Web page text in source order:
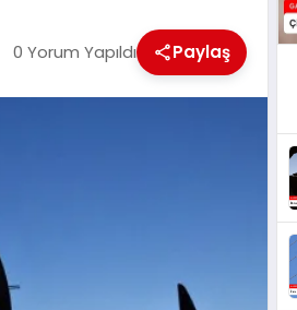
0 Yorum Yapıldı Paylaş